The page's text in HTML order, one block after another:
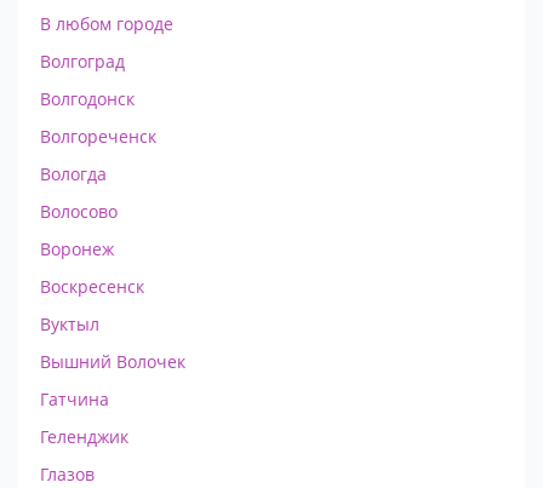
В любом городе
Волгоград
Волгодонск
Волгореченск
Вологда
Волосово
Воронеж
Воскресенск
Вуктыл
Вышний Волочек
Гатчина
Геленджик
Глазов